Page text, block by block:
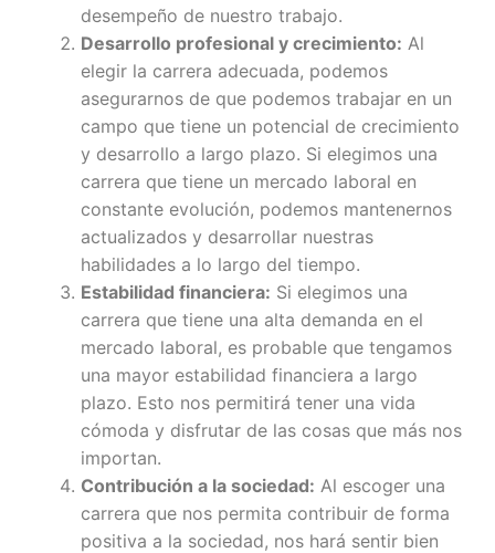
desempeño de nuestro trabajo.
Desarrollo profesional y crecimiento: Al
elegir la carrera adecuada, podemos
asegurarnos de que podemos trabajar en un
campo que tiene un potencial de crecimiento
y desarrollo a largo plazo. Si elegimos una
carrera que tiene un mercado laboral en
constante evolución, podemos mantenernos
actualizados y desarrollar nuestras
habilidades a lo largo del tiempo.
Estabilidad financiera: Si elegimos una
carrera que tiene una alta demanda en el
mercado laboral, es probable que tengamos
una mayor estabilidad financiera a largo
plazo. Esto nos permitirá tener una vida
cómoda y disfrutar de las cosas que más nos
importan.
Contribución a la sociedad: Al escoger una
carrera que nos permita contribuir de forma
positiva a la sociedad, nos hará sentir bien